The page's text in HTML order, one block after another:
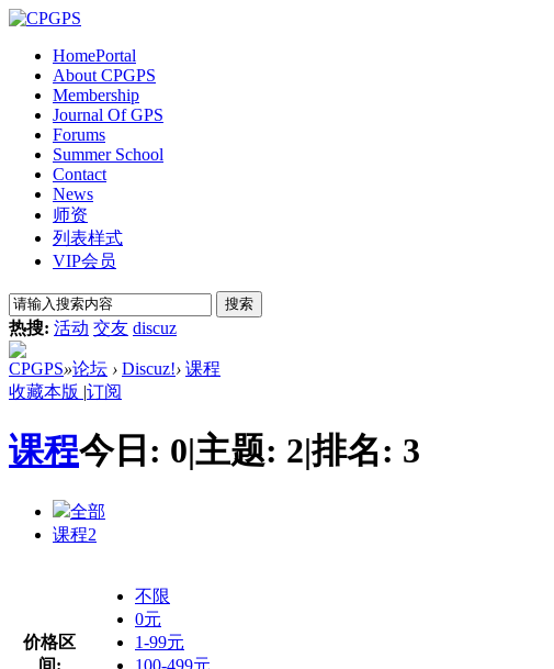
HomePortal
About CPGPS
Membership
Journal Of GPS
Forums
Summer School
Contact
News
师资
列表样式
VIP会员
搜索
热搜: 活动 交友 discuz
CPGPS»论坛 › Discuz!› 课程
收藏本版 |订阅
课程今日: 0|主题: 2|排名: 3
全部
课程2
价格区
间:
不限
0元
1-99元
100-499元